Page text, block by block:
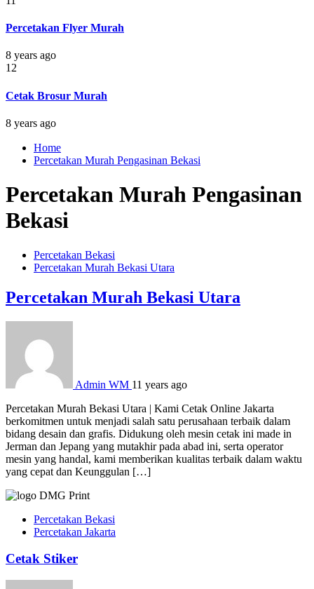
Percetakan Flyer Murah
8 years ago
12
Cetak Brosur Murah
8 years ago
Home
Percetakan Murah Pengasinan Bekasi
Percetakan Murah Pengasinan
Bekasi
Percetakan Bekasi
Percetakan Murah Bekasi Utara
Percetakan Murah Bekasi Utara
Admin WM 11 years ago
Percetakan Murah Bekasi Utara | Kami Cetak Online Jakarta
berkomitmen untuk menjadi salah satu perusahaan terbaik dalam
bidang desain dan grafis. Didukung oleh mesin cetak ini made in
Jerman dan Jepang yang mutakhir pada abad ini, serta operator
mesin yang handal, kami memberikan kualitas terbaik dalam waktu
yang cepat dan Keunggulan […]
Percetakan Bekasi
Percetakan Jakarta
Cetak Stiker